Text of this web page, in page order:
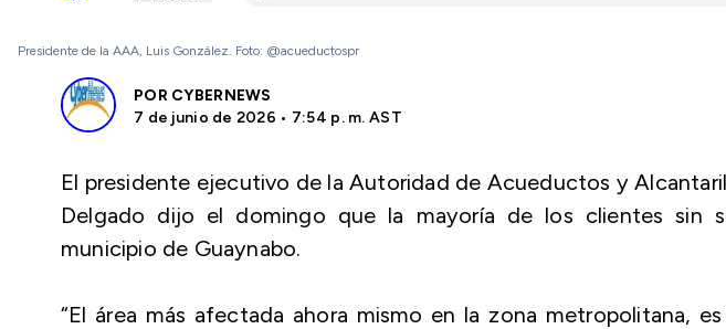
Presidente de la AAA, Luis González. Foto: @acueductospr
POR CYBERNEWS
7 de junio de 2026 • 7:54 p. m. AST
El presidente ejecutivo de la Autoridad de Acueductos y
Delgado dijo el domingo que la mayoría de los clientes sin
municipio de Guaynabo.
“El área más afectada ahora mismo en la zona metropolitana,